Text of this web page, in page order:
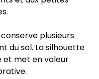
conserve plusieurs
du sol. La silhouette
et met en valeur